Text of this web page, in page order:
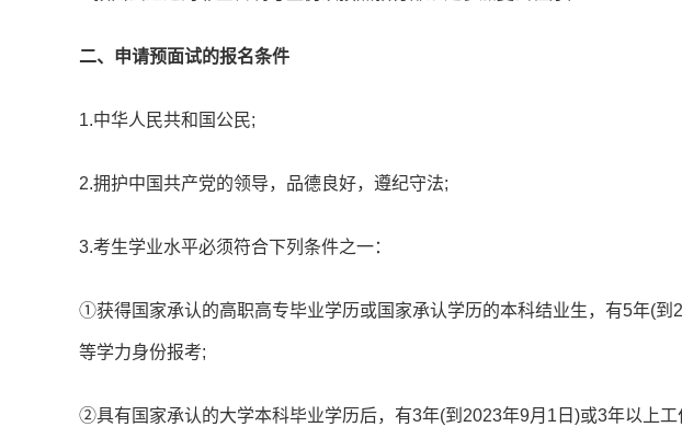
二、申请预面试的报名条件
1.中华人民共和国公民;
2.拥护中国共产党的领导，品德良好，遵纪守法;
3.考生学业水平必须符合下列条件之一：
①获得国家承认的高职高专毕业学历或国家承认学历的本科结业生，有5年(到
等学力身份报考;
②具有国家承认的大学本科毕业学历后，有3年(到2023年9月1日)或3年以上工